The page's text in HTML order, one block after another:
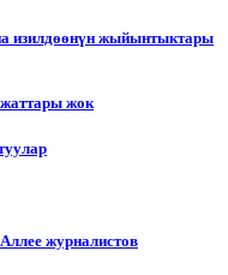
изилдөөнүн жыйынтыктары
жок
журналистов